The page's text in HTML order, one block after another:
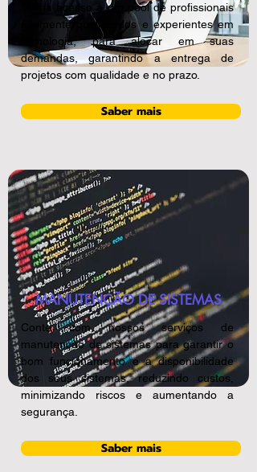
Tenha acesso a um pool de profissionais
altamente qualificados e experientes em
tecnologia, para alocar em suas
demandas, garantindo a entrega de
projetos com qualidade e no prazo.
Saber mais
Conte com nossos serviços de
manutenção de sistemas para garantir o
bom funcionamento e a disponibilidade
dos seus sistemas, reduzindo custos,
minimizando riscos e aumentando a
segurança.
Saber mais
MANUTENÇÃO DE SISTEMAS